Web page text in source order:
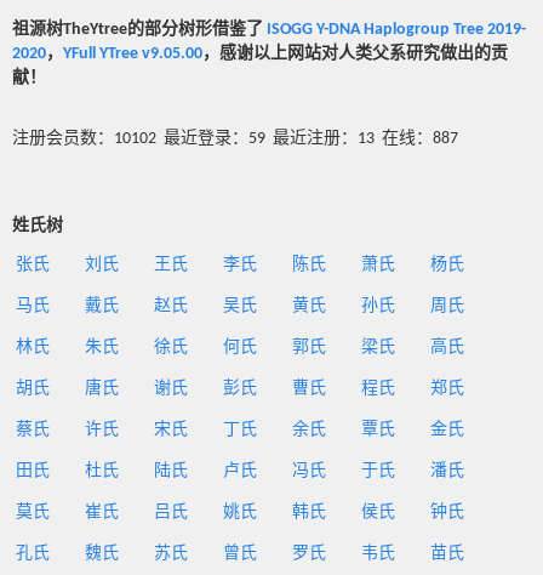
祖源树TheYtree的部分树形借鉴了 ISOGG Y-DNA Haplogroup Tree 2019-
2020， YFull YTree v9.05.00，感谢以上网站对人类父系研究做出的贡
献！
注册会员数：10102 最近登录：59 最近注册：13 在线：887
姓氏树
张氏 刘氏 王氏 李氏 陈氏 萧氏 杨氏
马氏 戴氏 赵氏 吴氏 黄氏 孙氏 周氏
林氏 朱氏 徐氏 何氏 郭氏 梁氏 高氏
胡氏 唐氏 谢氏 彭氏 曹氏 程氏 郑氏
蔡氏 许氏 宋氏 丁氏 余氏 覃氏 金氏
田氏 杜氏 陆氏 卢氏 冯氏 于氏 潘氏
莫氏 崔氏 吕氏 姚氏 韩氏 侯氏 钟氏
孔氏 魏氏 苏氏 曾氏 罗氏 韦氏 苗氏